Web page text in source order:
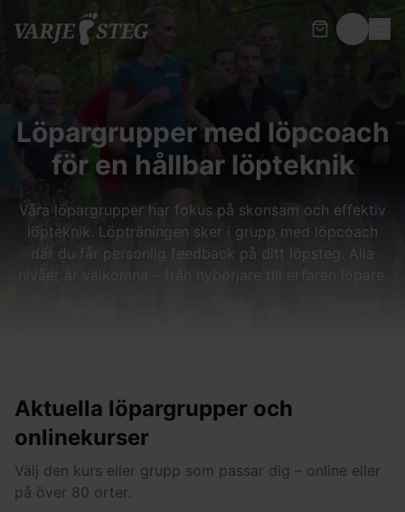
Löpargrupper med löpcoach
för en hållbar löpteknik
Våra löpargrupper har fokus på skonsam och effektiv
löpteknik. Löpträningen sker i grupp med löpcoach
där du får personlig feedback på ditt löpsteg. Alla
nivåer är välkomna – från nybörjare till erfaren löpare.
Aktuella löpargrupper och
onlinekurser
Välj den kurs eller grupp som passar dig – online eller
på över 80 orter.